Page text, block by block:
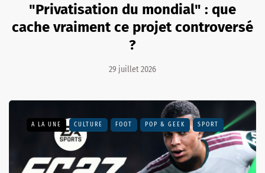
"Privatisation du mondial" : que
cache vraiment ce projet controversé
?
29 juillet 2026
A LA UNE CULTURE FOOT POP & GEEK SPORT